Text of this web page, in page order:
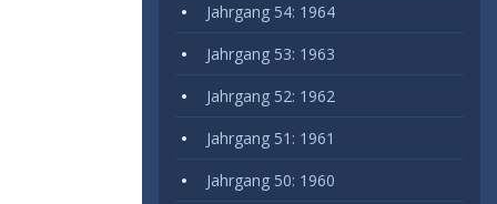
Jahrgang 54: 1964
Jahrgang 53: 1963
Jahrgang 52: 1962
Jahrgang 51: 1961
Jahrgang 50: 1960